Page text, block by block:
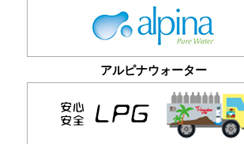
アルピナウォーター